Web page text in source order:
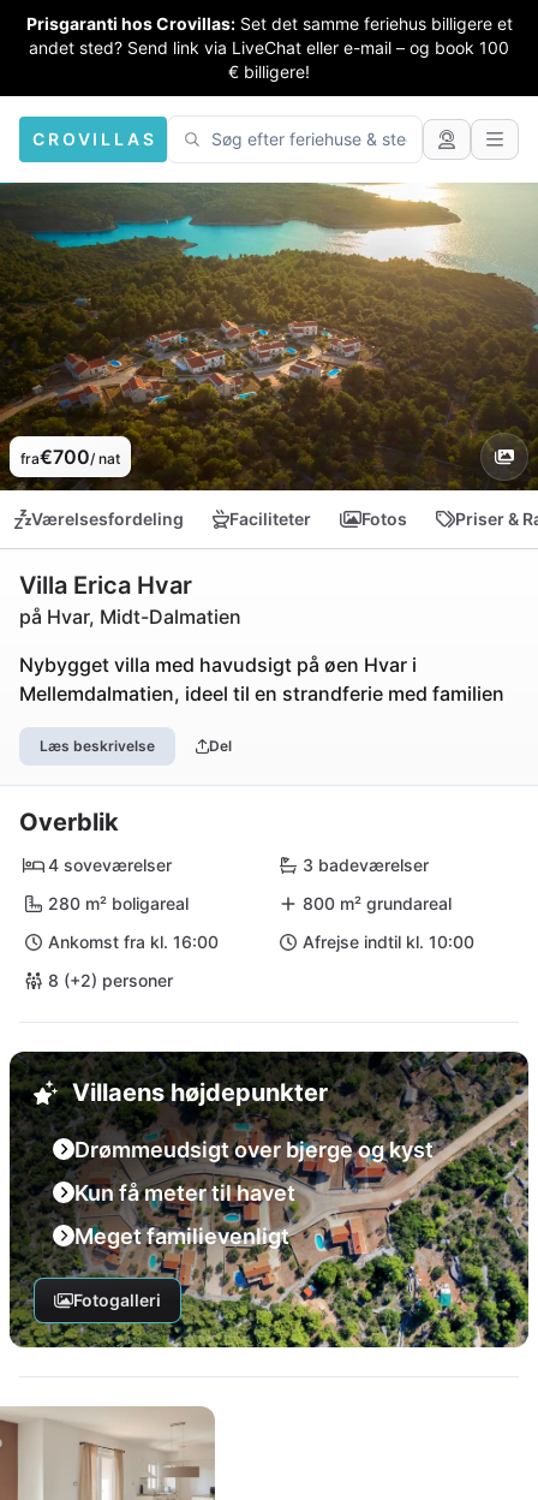
Prisgaranti hos Crovillas: Set det samme feriehus billigere et
andet sted? Send link via LiveChat eller e-mail – og book 100
€ billigere!
CROVILLAS
fra€700/ nat
Værelsesfordeling Faciliteter Fotos Priser &
Villa Erica Hvar
på Hvar, Midt-Dalmatien
Nybygget villa med havudsigt på øen Hvar i
Mellemdalmatien, ideel til en strandferie med familien
Læs beskrivelse Del
Overblik
4 soveværelser
3 badeværelser
280 m² boligareal
800 m² grundareal
Ankomst fra kl. 16:00
Afrejse indtil kl. 10:00
8 (+2) personer
Villaens højdepunkter
Drømmeudsigt over bjerge og kyst
Kun få meter til havet
Meget familievenligt
Fotogalleri